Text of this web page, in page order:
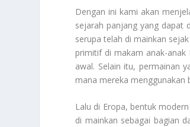
Dengan ini kami akan
sejarah panjang yang dapat
serupa telah di mainkan
primitif di makam anak-
awal. Selain itu, permainan
mana mereka
Lalu di Eropa, bentuk
di mainkan sebagai bagian